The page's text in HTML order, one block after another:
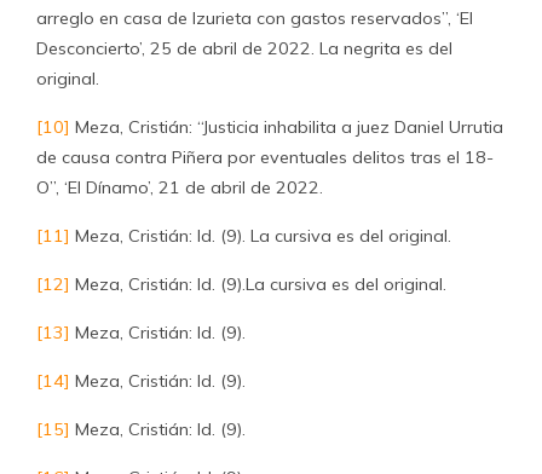
arreglo en casa de Izurieta con gastos reservados”, ‘El
Desconcierto’, 25 de abril de 2022. La negrita es del
original.
[10] Meza, Cristián: “Justicia inhabilita a juez Daniel Urrutia
de causa contra Piñera por eventuales delitos tras el 18-
O”, ‘El Dínamo’, 21 de abril de 2022.
[11] Meza, Cristián: Id. (9). La cursiva es del original.
[12] Meza, Cristián: Id. (9).La cursiva es del original.
[13] Meza, Cristián: Id. (9).
[14] Meza, Cristián: Id. (9).
[15] Meza, Cristián: Id. (9).